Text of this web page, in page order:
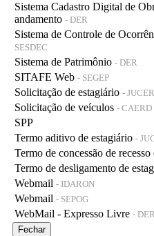
Sistema Cadastro Digital de
andamento - DER
Sistema de Controle de
SESDEC
Sistema de Patrimônio - DER
SITAFE Web - SEGEP
Solicitação de estagiário - JUCER
Solicitação de veículos - CAERD
SPP
Termo aditivo de estagiário -
Termo de concessão de recesso
Termo de desligamento de
Webmail - IDARON
Webmail - SEPOG
WebMail - Expresso Livre -
Fechar